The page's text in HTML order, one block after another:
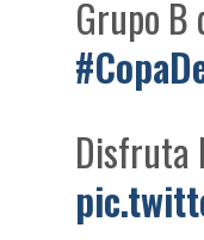
Grupo B
Disfruta